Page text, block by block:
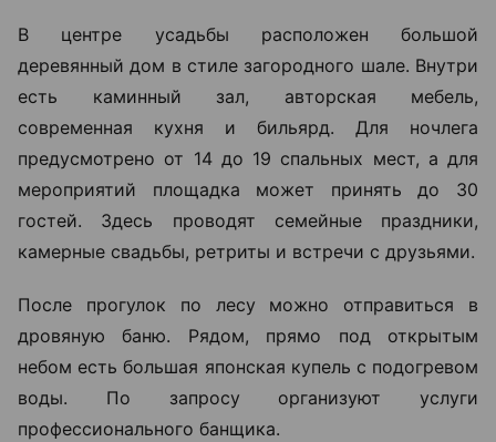
В центре усадьбы расположен большой
деревянный дом в стиле загородного шале. Внутри
есть каминный зал, авторская мебель,
современная кухня и бильярд. Для ночлега
предусмотрено от 14 до 19 спальных мест, а для
мероприятий площадка может принять до 30
гостей. Здесь проводят семейные праздники,
камерные свадьбы, ретриты и встречи с друзьями.
После прогулок по лесу можно отправиться в
дровяную баню. Рядом, прямо под открытым
небом есть большая японская купель с подогревом
воды. По запросу организуют услуги
профессионального банщика.